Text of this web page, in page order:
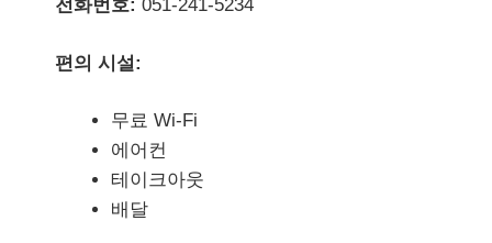
전화번호: 051-241-5234
편의 시설:
무료 Wi-Fi
에어컨
테이크아웃
배달